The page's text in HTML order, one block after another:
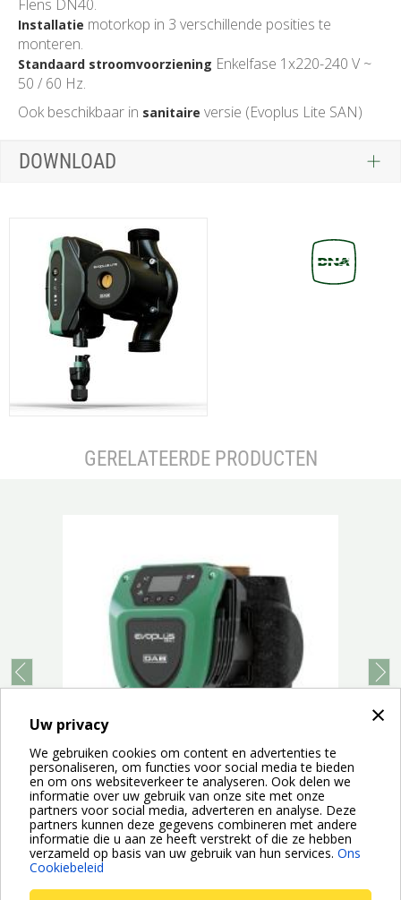
×
Uw privacy
We gebruiken cookies om content en advertenties te
personaliseren, om functies voor social media te bieden
en om ons websiteverkeer te analyseren. Ook delen we
informatie over uw gebruik van onze site met onze
partners voor social media, adverteren en analyse. Deze
partners kunnen deze gegevens combineren met andere
informatie die u aan ze heeft verstrekt of die ze hebben
verzameld op basis van uw gebruik van hun services. Ons
Cookiebeleid
Flens DN40.
Installatie motorkop in 3 verschillende posities te
monteren.
Standaard stroomvoorziening Enkelfase 1x220-240 V ~
50 / 60 Hz.
Ook beschikbaar in sanitaire versie (Evoplus Lite SAN)
DOWNLOAD
GERELATEERDE PRODUCTEN
Frequentiegestuurde elektronische circulatiepomp met natte
rotor en bronzen pomphuis voor de recirculatie van sanitair...
prev next